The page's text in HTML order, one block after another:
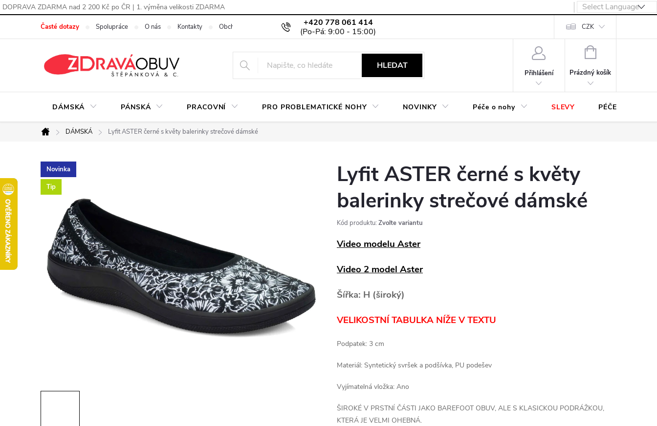
DOPRAVA ZDARMA nad 2 200 Kč po ČR | 1. výměna velikosti ZDARMA
+420 778 061 414
Časté dotazy Spolupráce O nás Kontakty Obchodní podmínky Podmínky ochrany osobních údajů CZK
HLEDAT
Přihlášení
NÁKUPNÍ
Prázdný košík
DÁMSKÁ PÁNSKÁ PRACOVNÍ PRO PROBLEMATICKÉ NOHY NOVINKY Péče o nohy SLEVY PÉČE O OBUV
Domů
DÁMSKÁ Lyfit ASTER černé s květy balerinky strečové dámské
Novinka
Tip
Lyfit ASTER černé s květy
balerinky strečové dámské
Kód produktu: Zvolte variantu
Video modelu Aster
Video 2 model Aster
Šířka: H (široký)
VELIKOSTNÍ TABULKA NÍŽE V TEXTU
Podpatek: 3 cm
Materiál: Syntetický svršek a podšívka, PU podešev
Vyjímatelná vložka: Ano
ŠIROKÉ V PRSTNÍ ČÁSTI JAKO BAREFOOT OBUV, ALE S KLASICKOU PODRÁŽKOU,
KTERÁ JE VELMI OHEBNÁ.